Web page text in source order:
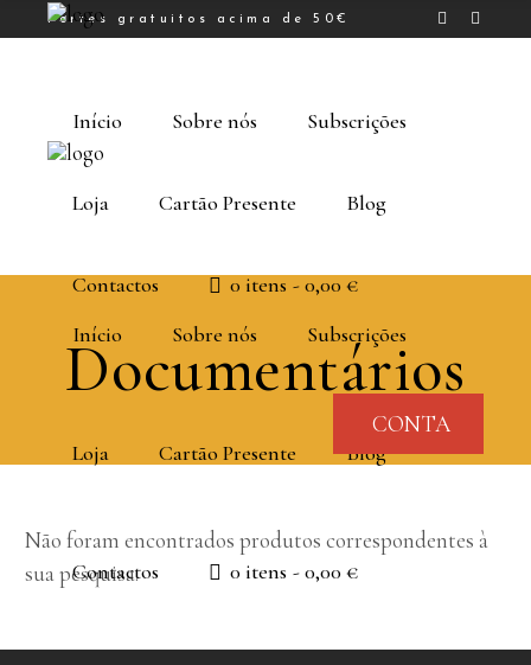
Portes gratuitos acima de 50€
Início Sobre nós Subscrições
Loja Cartão Presente Blog
Contactos 0 itens 0,00 €
CONTA
Início Sobre nós Subscrições
Loja Cartão Presente Blog
Contactos 0 itens 0,00 €
Documentários
Não foram encontrados produtos correspondentes à
sua pesquisa.